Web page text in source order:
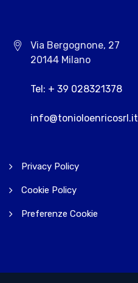
Via Bergognone, 27
20144 Milano
Tel: + 39 028321378
info@tonioloenricosrl.it
Privacy Policy
Cookie Policy
Preferenze Cookie